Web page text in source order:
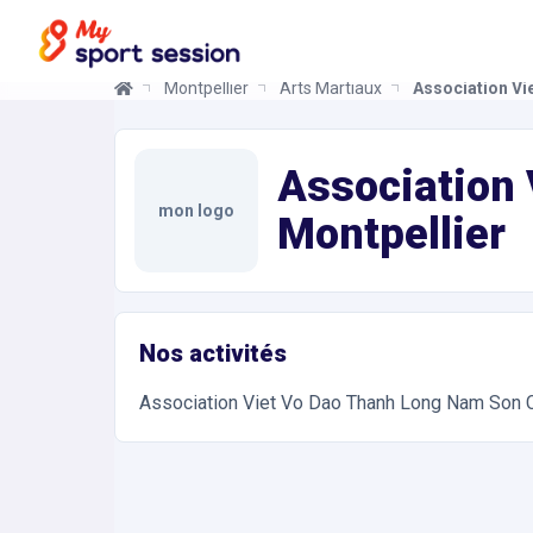
Montpellier Arts Martiaux Association
mon logo
Association
Montpellier
Nos activités
Association Viet Vo Dao Thanh Long Nam Son